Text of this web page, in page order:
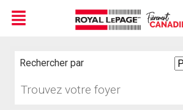
Menu
Rechercher par
votre